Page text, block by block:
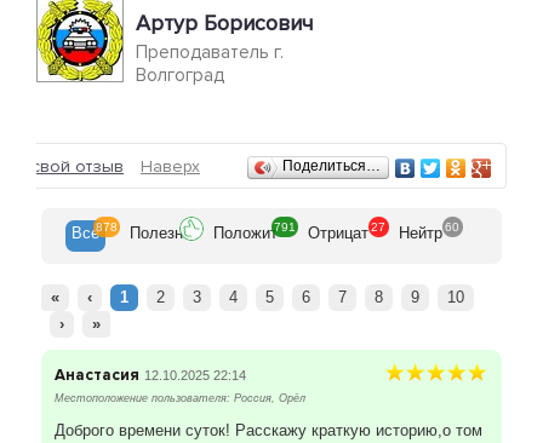
Артур Борисович
Преподаватель г.
Волгоград
Отзывы
свой отзыв Наверх Поделиться…
Все878 Полезн Положит791 Отрицат 27 Нейтр 60
« ‹ 1 2 3 4 5 6 7 8 9
10
›
»
Анастасия 12.10.2025 22:14
Местоположение пользователя: Россия, Орёл
Доброго времени суток! Расскажу краткую историю,о том